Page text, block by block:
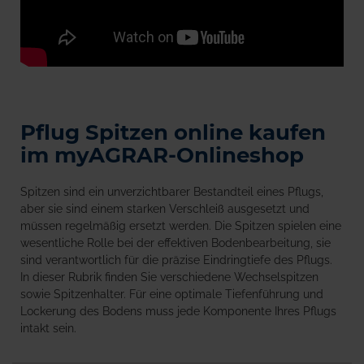
Pflug Spitzen online kaufen
im myAGRAR-Onlineshop
Spitzen sind ein unverzichtbarer Bestandteil eines Pflugs,
aber sie sind einem starken Verschleiß ausgesetzt und
müssen regelmäßig ersetzt werden. Die Spitzen spielen eine
wesentliche Rolle bei der effektiven Bodenbearbeitung, sie
sind verantwortlich für die präzise Eindringtiefe des Pflugs.
In dieser Rubrik finden Sie verschiedene Wechselspitzen
sowie Spitzenhalter. Für eine optimale Tiefenführung und
Lockerung des Bodens muss jede Komponente Ihres Pflugs
intakt sein.